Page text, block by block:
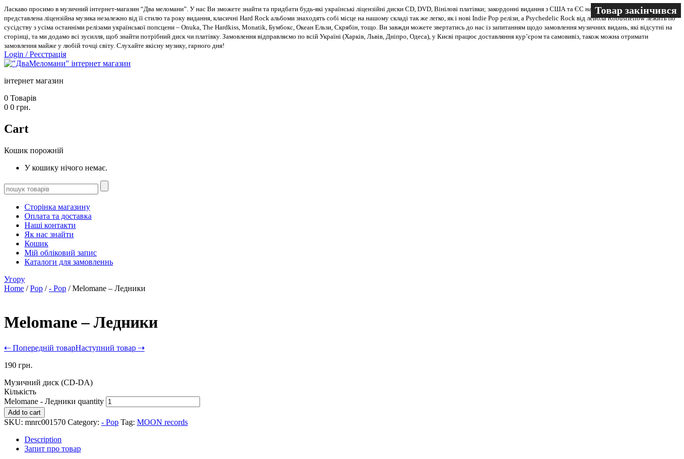
Ласкаво просимо в музичний інтернет-магазин “Два меломани”. У нас Ви зможете знайти та придбати будь-які українські ліцензійні диски CD, DVD, Вінілові платівки; закордонні видання з США та ЄС на всіх носіях. В магазині
представлена ліцензійна музика незалежно від її стилю та року видання, класичні Hard Rock альбоми знаходять собі місце на нашому складі так же легко, як і нові Indie Pop релізи, а Psychedelic Rock від лейбла Robustfellow лежить по
сусідству з усіма останніми релізами української попсцени – Onuka, The Hardkiss, Monatik, Бумбокс, Океан Ельзи, Скрябін, тощо. Ви завжди можете звертатись до нас із запитанням щодо замовлення музичних видань, які відсутні на
сторінці, та ми додамо всі зусилля, щоб знайти потрібний диск чи платівку. Замовлення відправляємо по всій Україні (Харків, Львів, Дніпро, Одеса), у Києві працює доставляння кур’єром та самовивіз, також можна отримати
замовлення майже у любій точці світу. Слухайте якісну музику, гарного дня!
Login /Реєстрація
інтернет магазин
0 Товарів
0 0 грн.
Cart
Кошик порожній
У кошику нічого немає.
Сторінка магазину
Оплата та доставка
Наші контакти
Як нас знайти
Кошик
Мій обліковий запис
Каталоги для замовленнь
Угору
Home /Pop /- Pop / Melomane – Ледники
Melomane – Ледники
⇠ Попередній товарНаступний товар ⇢
190 грн.
Музичний диск (CD-DA)
Кількість
Melomane - Ледники quantity
Add to cart
SKU: mnrc001570 Category: - Pop Tag: MOON records
Description
Запит про товар
Товар закінчився
Товар закінчився